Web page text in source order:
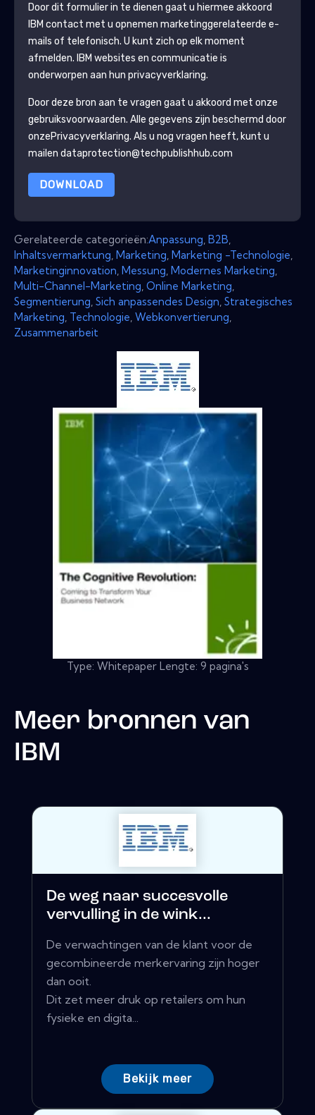
Door dit formulier in te dienen gaat u hiermee akkoord
IBM contact met u opnemen marketinggerelateerde e-
mails of telefonisch. U kunt zich op elk moment
afmelden. IBM websites en communicatie is
onderworpen aan hun privacyverklaring.
Door deze bron aan te vragen gaat u akkoord met onze
gebruiksvoorwaarden. Alle gegevens zijn beschermd door
onzePrivacyverklaring. Als u nog vragen heeft, kunt u
mailen dataprotection@techpublishhub.com
DOWNLOAD
Gerelateerde categorieën:Anpassung B2B
Inhaltsvermarktung Marketing Marketing -Technologie
Marketinginnovation Messung Modernes Marketing
Multi-Channel-Marketing Online Marketing
Segmentierung Sich anpassendes Design Strategisches
Marketing Technologie Webkonvertierung
Zusammenarbeit
Type: Whitepaper Lengte: 9 pagina's
Meer bronnen van
IBM
De weg naar succesvolle
vervulling in de wink...
De verwachtingen van de klant voor de
gecombineerde merkervaring zijn hoger
dan ooit.
Dit zet meer druk op retailers om hun
fysieke en digita...
Bekijk meer